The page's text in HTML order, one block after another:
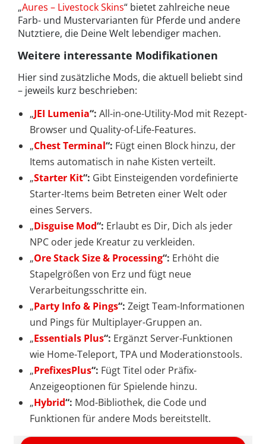
„Aures – Livestock Skins“ bietet zahlreiche neue
Farb- und Mustervarianten für Pferde und andere
Nutztiere, die Deine Welt lebendiger machen.
Weitere interessante Modifikationen
Hier sind zusätzliche Mods, die aktuell beliebt sind
– jeweils kurz beschrieben:
„JEI Lumenia“: All-in-one-Utility-Mod mit Rezept-
Browser und Quality-of-Life-Features.
„Chest Terminal“: Fügt einen Block hinzu, der
Items automatisch in nahe Kisten verteilt.
„Starter Kit“: Gibt Einsteigenden vordefinierte
Starter-Items beim Betreten einer Welt oder
eines Servers.
„Disguise Mod“: Erlaubt es Dir, Dich als jeder
NPC oder jede Kreatur zu verkleiden.
„Ore Stack Size & Processing“: Erhöht die
Stapelgrößen von Erz und fügt neue
Verarbeitungsschritte ein.
„Party Info & Pings“: Zeigt Team-Informationen
und Pings für Multiplayer-Gruppen an.
„Essentials Plus“: Ergänzt Server-Funktionen
wie Home-Teleport, TPA und Moderationstools.
„PrefixesPlus“: Fügt Titel oder Präfix-
Anzeigeoptionen für Spielende hinzu.
„Hybrid“: Mod-Bibliothek, die Code und
Funktionen für andere Mods bereitstellt.